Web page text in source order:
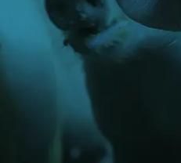
Farmacológicos
One Health